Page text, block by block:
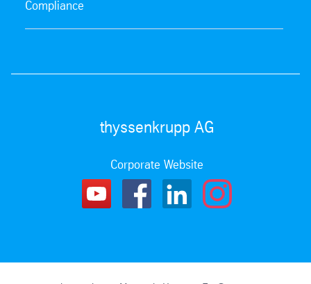
Compliance
thyssenkrupp AG
Corporate Website